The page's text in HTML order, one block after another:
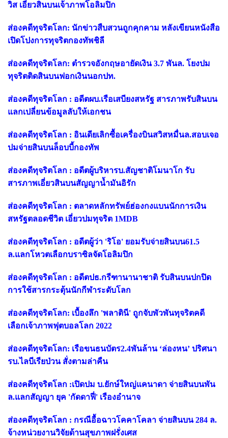
วิส เอี่ยวสินบนเจ้าภาพโอลิมปิก
ส่องคดีทุจริตโลก: นักข่าวสืบสวนถูกคุกคาม หลังเขียนหนังสือ
เปิดโปงการทุจริตกองทัพชิลี
ส่องคดีทุจริตโลก: ตำรวจอังกฤษอายัดเงิน 3.7 พันล. โยงปม
ทุจริตติดสินบนฟอกเงินนอกปท.
ส่องคดีทุจริตโลก : อดีตผบ.เรือเสบียงสหรัฐ สารภาพรับสินบน
แลกเปลี่ยนข้อมูลลับให้เอกชน
ส่องคดีทุจริตโลก : อินเดียเลิกซื้อเครื่องบินสวิสหมื่นล.สอบเจอ
ปมจ่ายสินบนล็อบบี้กองทัพ
ส่องคดีทุจริตโลก : อดีตผู้บริหารบ.สัญชาติโมนาโก รับ
สารภาพเอี่ยวสินบนสัญญาน้ำมันอิรัก
ส่องคดีทุจริตโลก : ตลาดหลักทรัพย์ฮ่องกงแบนนักการเงิน
สหรัฐตลอดชีวิต เอี่ยวปมทุจริต 1MDB
ส่องคดีทุจริตโลก : อดีตผู้ว่า 'ริโอ' ยอมรับจ่ายสินบน61.5
ล.แลกโหวตเลือกบราซิลจัดโอลิมปิก
ส่องคดีทุจริตโลก : อดีตปธ.กรีฑานานาชาติ รับสินบนปกปิด
การใช้สารกระตุ้นนักกีฬาระดับโลก
ส่องคดีทุจริตโลก: เบื้องลึก 'พลาตินี' ถูกจับพัวพันทุจริตคดี
เลือกเจ้าภาพฟุตบอลโลก 2022
ส่องคดีทุจริตโลก: เรือขนธนบัตร2.4พันล้าน ‘ล่องหน’ ปริศนา
รบ.ไลบีเรียป่วน สั่งตามล่าคืน
ส่องคดีทุจริตโลก :เปิดปม บ.ยักษ์ใหญ่แคนาดา จ่ายสินบนพัน
ล.แลกสัญญา ยุค 'กัดดาฟี่' เรืองอำนาจ
ส่องคดีทุจริตโลก : กรณีอื้อฉาวโคคาโคลา จ่ายสินบน 284 ล.
จ้างหน่วยงานวิจัยด้านสุขภาพฝรั่งเศส